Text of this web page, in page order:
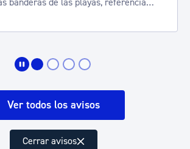
banderas de las playas, referencia
Ver todos los avisos
Cerrar avisos